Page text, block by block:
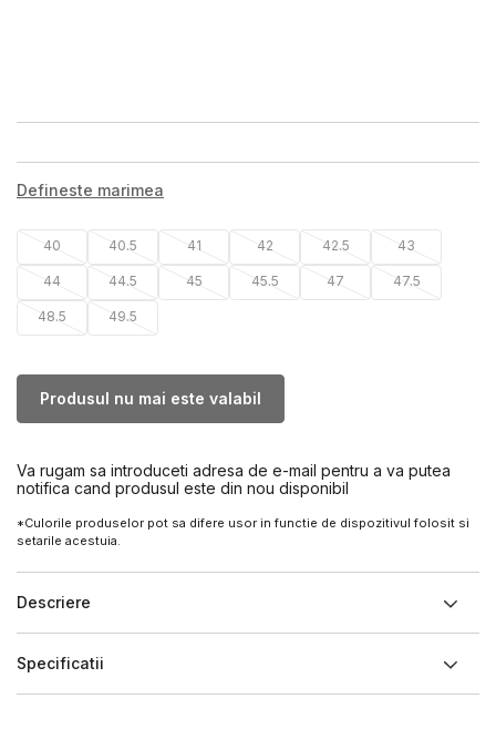
Defineste marimea
40 40.5 41 42 42.5 43
44 44.5 45 45.5 47 47.5
48.5 49.5
Produsul nu mai este valabil
Va rugam sa introduceti adresa de e-mail pentru a va putea
notifica cand produsul este din nou disponibil
*Culorile produselor pot sa difere usor in functie de dispozitivul folosit si
setarile acestuia.
Descriere
Specificatii